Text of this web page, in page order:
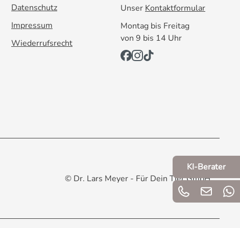
Datenschutz
Impressum
Wiederrufsrecht
Unser Kontaktformular
Montag bis Freitag
von 9 bis 14 Uhr
© Dr. Lars Meyer - Für Dein Tier GmbH
KI-Berater